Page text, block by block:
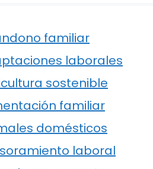
familiar
laborales
sostenible
familiar
domésticos
laboral